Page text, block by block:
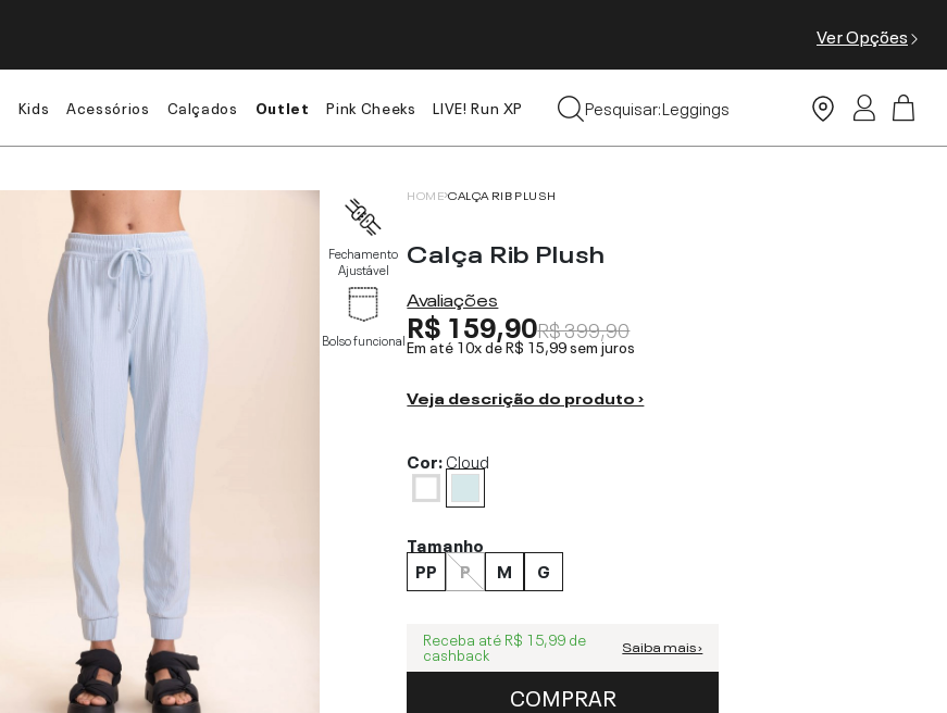
Ver Opções
Kids Acessórios Calçados Outlet Pink Cheeks LIVE! Run XP
Pesquisar:
Tops
Leggings
Fechamento
Ajustável
Bolso funcional
HOME CALÇA RIB PLUSH
Calça Rib Plush
Avaliações
R$ 159,90R$ 399,90
Em até 10x deR$ 15,99sem juros
Veja descrição do produto ›
Cor:Cloud
Tamanho
PP
P M G
Receba até R$ 15,99 de
cashback Saiba mais ›
COMPRAR